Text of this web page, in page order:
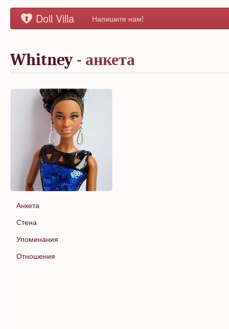
Doll Villa Напишите нам!
Whitney - анкета
Анкета
Стена
Упоминания
Отношения